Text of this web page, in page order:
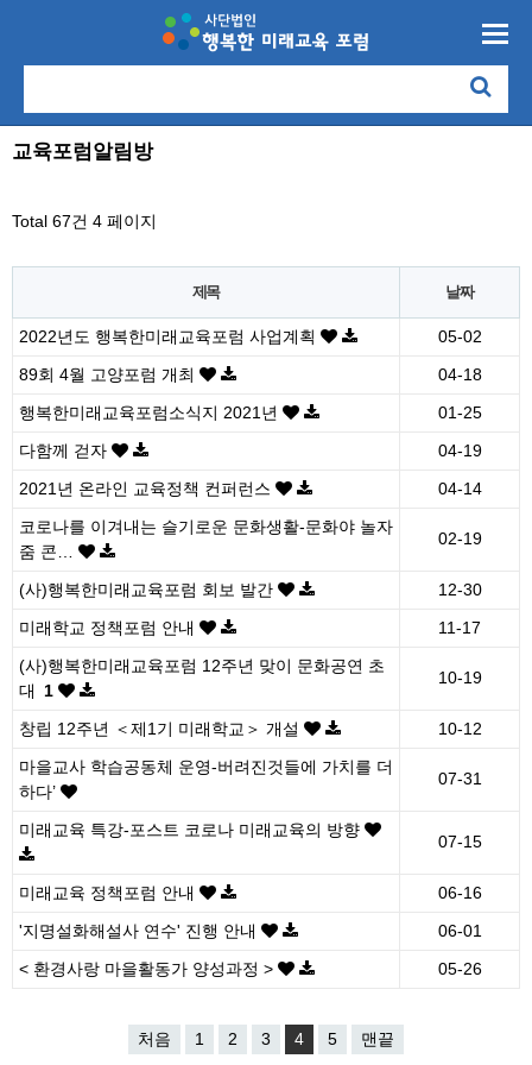
교육포럼알림방
Total 67건 4 페이지
제목 날짜
2022년도 행복한미래교육포럼 사업계획
05-02
89회 4월 고양포럼 개최
04-18
행복한미래교육포럼소식지 2021년
01-25
다함께 걷자
04-19
2021년 온라인 교육정책 컨퍼런스
04-14
코로나를 이겨내는 슬기로운 문화생활-문화야 놀자
줌 콘…
02-19
(사)행복한미래교육포럼 회보 발간
12-30
미래학교 정책포럼 안내
11-17
(사)행복한미래교육포럼 12주년 맞이 문화공연 초
대
1
10-19
창립 12주년 ＜제1기 미래학교＞ 개설
10-12
마을교사 학습공동체 운영-버려진것들에 가치를 더
하다’
07-31
미래교육 특강-포스트 코로나 미래교육의 방향
07-15
미래교육 정책포럼 안내
06-16
'지명설화해설사 연수' 진행 안내
06-01
< 환경사랑 마을활동가 양성과정 >
05-26
처음 1 2 3 4 5 맨끝